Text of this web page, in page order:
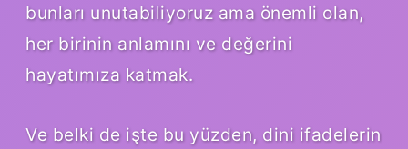
bunları unutabiliyoruz ama önemli olan,
her birinin anlamını ve değerini
hayatımıza katmak.
Ve belki de işte bu yüzden, dini ifadelerin